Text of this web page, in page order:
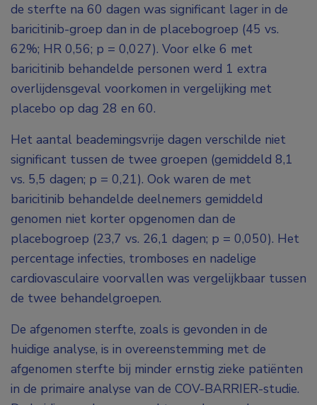
de sterfte na 60 dagen was significant lager in de
baricitinib-groep dan in de placebogroep (45 vs.
62%; HR 0,56; p = 0,027). Voor elke 6 met
baricitinib behandelde personen werd 1 extra
overlijdensgeval voorkomen in vergelijking met
placebo op dag 28 en 60.
Het aantal beademingsvrije dagen verschilde niet
significant tussen de twee groepen (gemiddeld 8,1
vs. 5,5 dagen; p = 0,21). Ook waren de met
baricitinib behandelde deelnemers gemiddeld
genomen niet korter opgenomen dan de
placebogroep (23,7 vs. 26,1 dagen; p = 0,050). Het
percentage infecties, tromboses en nadelige
cardiovasculaire voorvallen was vergelijkbaar tussen
de twee behandelgroepen.
De afgenomen sterfte, zoals is gevonden in de
huidige analyse, is in overeenstemming met de
afgenomen sterfte bij minder ernstig zieke patiënten
in de primaire analyse van de COV-BARRIER-studie.